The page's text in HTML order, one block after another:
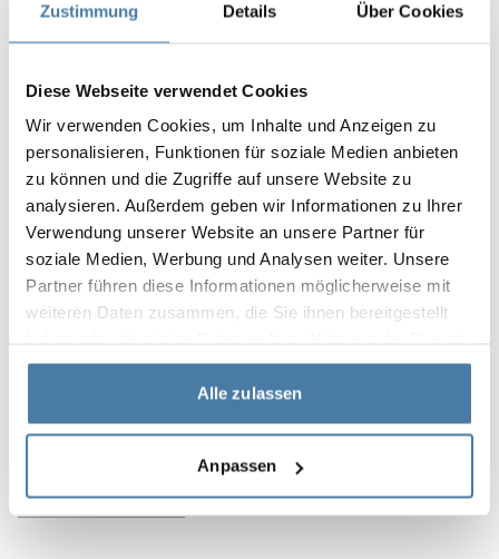
Zustimmung Details Über Cookies
Diese Webseite verwendet Cookies
Wir verwenden Cookies, um Inhalte und Anzeigen zu
personalisieren, Funktionen für soziale Medien anbieten
zu können und die Zugriffe auf unsere Website zu
analysieren. Außerdem geben wir Informationen zu Ihrer
Verwendung unserer Website an unsere Partner für
soziale Medien, Werbung und Analysen weiter. Unsere
Partner führen diese Informationen möglicherweise mit
weiteren Daten zusammen, die Sie ihnen bereitgestellt
gesammelt haben.
Alle zulassen
Anpassen
Material och färger